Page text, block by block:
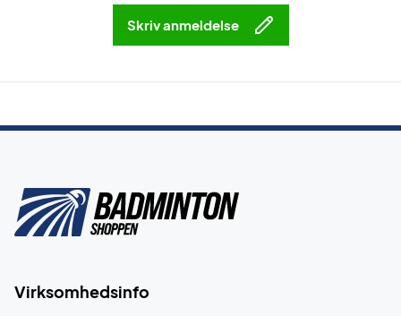
Skriv anmeldelse
Virksomhedsinfo